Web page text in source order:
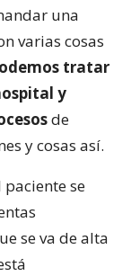
una
varias cosas
tratar
y
de
y cosas así.
se
se va de alta